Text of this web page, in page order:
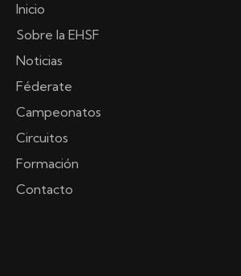
Inicio
Sobre la EHSF
Noticias
Féderate
Campeonatos
Circuitos
Formación
Contacto